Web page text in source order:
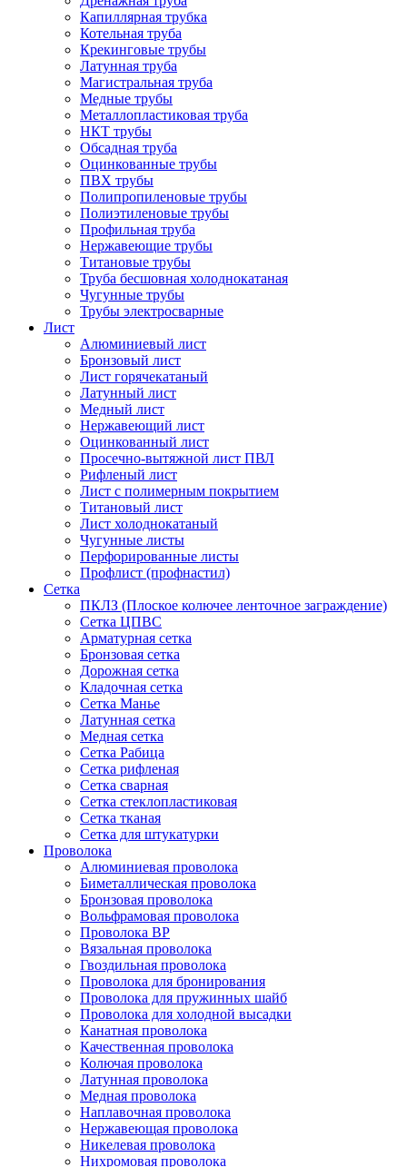
Капиллярная трубка
Котельная труба
Крекинговые трубы
Латунная труба
Магистральная труба
Медные трубы
Металлопластиковая труба
НКТ трубы
Обсадная труба
Оцинкованные трубы
ПВХ трубы
Полипропиленовые трубы
Полиэтиленовые трубы
Профильная труба
Нержавеющие трубы
Титановые трубы
Труба бесшовная холоднокатаная
Чугунные трубы
Трубы электросварные
Лист
Алюминиевый лист
Бронзовый лист
Лист горячекатаный
Латунный лист
Медный лист
Нержавеющий лист
Оцинкованный лист
Просечно-вытяжной лист ПВЛ
Рифленый лист
Лист с полимерным покрытием
Титановый лист
Лист холоднокатаный
Чугунные листы
Перфорированные листы
Профлист (профнастил)
Сетка
ПКЛЗ (Плоское колючее ленточное заграждение)
Сетка ЦПВС
Арматурная сетка
Бронзовая сетка
Дорожная сетка
Кладочная сетка
Сетка Манье
Латунная сетка
Медная сетка
Сетка Рабица
Сетка рифленая
Сетка сварная
Сетка стеклопластиковая
Сетка тканая
Сетка для штукатурки
Проволока
Алюминиевая проволока
Биметаллическая проволока
Бронзовая проволока
Вольфрамовая проволока
Проволока ВР
Вязальная проволока
Гвоздильная проволока
Проволока для бронирования
Проволока для пружинных шайб
Проволока для холодной высадки
Канатная проволока
Качественная проволока
Колючая проволока
Латунная проволока
Медная проволока
Наплавочная проволока
Нержавеющая проволока
Никелевая проволока
Нихромовая проволока